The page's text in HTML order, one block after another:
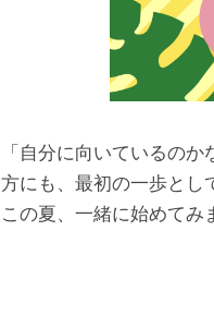
「自分に向いているの
方にも、最初の一歩とし
この夏、一緒に始めてみ